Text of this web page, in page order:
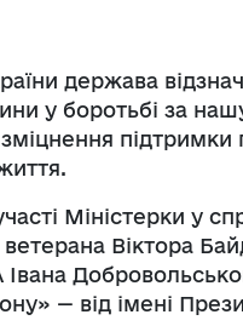
держава
у боротьбі за
підтримки
Міністерки у
Віктора
— від імені